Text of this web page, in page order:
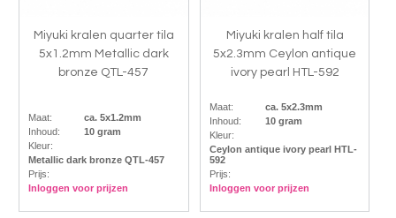
Miyuki kralen quarter tila
5x1.2mm Metallic dark
bronze QTL-457
Maat:
ca. 5x1.2mm
Inhoud:
10 gram
Kleur:
Metallic dark bronze QTL-457
Prijs:
Inloggen voor prijzen
Miyuki kralen half tila
5x2.3mm Ceylon antique
ivory pearl HTL-592
Maat:
ca. 5x2.3mm
Inhoud:
10 gram
Kleur:
Ceylon antique ivory pearl HTL-
592
Prijs:
Inloggen voor prijzen